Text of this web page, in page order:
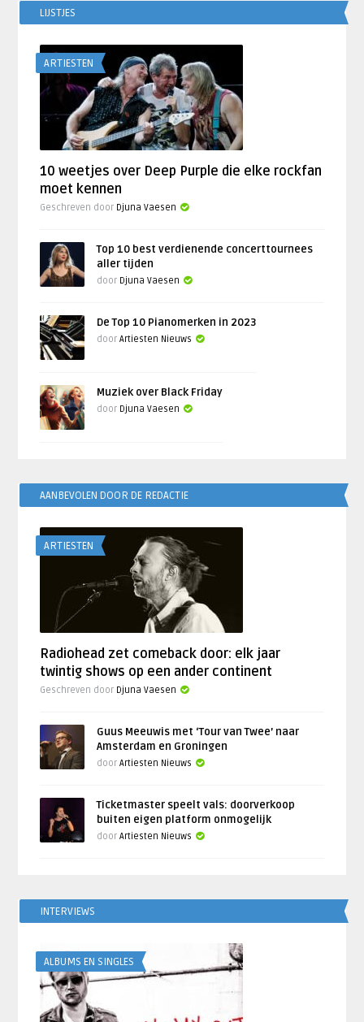
LIJSTJES
ARTIESTEN
10 weetjes over Deep Purple die elke rockfan
moet kennen
Geschreven door Djuna Vaesen
Top 10 best verdienende concerttournees
aller tijden
door Djuna Vaesen
De Top 10 Pianomerken in 2023
doorArtiesten Nieuws
Muziek over Black Friday
door Djuna Vaesen
AANBEVOLEN DOOR DE REDACTIE
ARTIESTEN
Radiohead zet comeback door: elk jaar
twintig shows op een ander continent
Geschreven door Djuna Vaesen
Guus Meeuwis met ‘Tour van Twee’ naar
Amsterdam en Groningen
doorArtiesten Nieuws
Ticketmaster speelt vals: doorverkoop
buiten eigen platform onmogelijk
doorArtiesten Nieuws
INTERVIEWS
ALBUMS EN SINGLES